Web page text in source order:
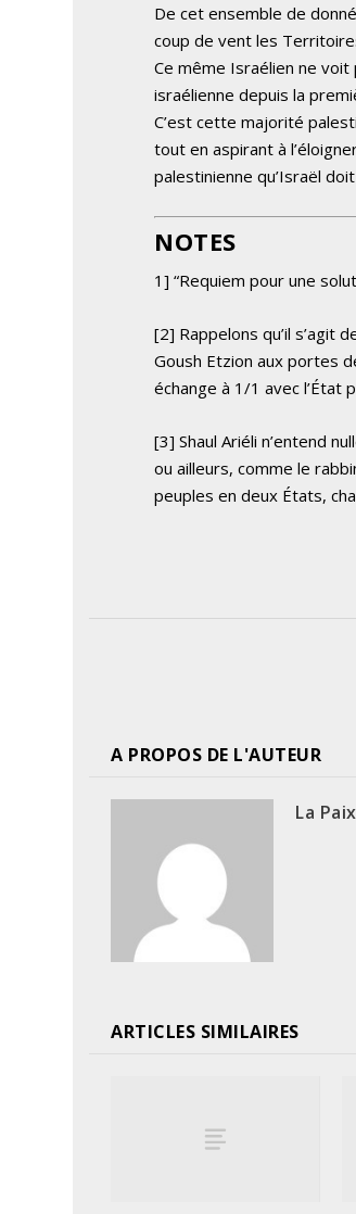
De cet ensemble de
coup de vent les
Ce même Israélien ne
israélienne depuis la
C’est cette majorité
tout en aspirant à
palestinienne qu’Israël
NOTES
1] “Requiem pour une
[2] Rappelons qu’il s’agit
Goush Etzion aux portes
échange à 1/1 avec l’État
[3] Shaul Ariéli n’entend
ou ailleurs, comme le
peuples en deux États,
A PROPOS DE L'AUTEUR
La
ARTICLES SIMILAIRES